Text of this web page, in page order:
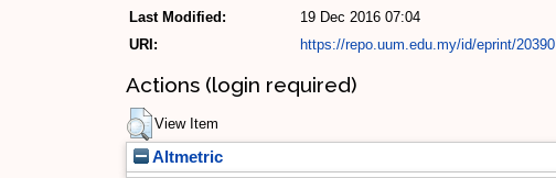
Last Modified:
19 Dec 2016 07:04
URI:
https://repo.uum.edu.my/id/eprint/20390
Actions (login required)
View Item
Altmetric